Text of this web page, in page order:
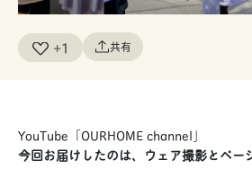
+1 共有
YouTube「OURHOME channel」
今回お届けしたのは、ウェア撮影とペー